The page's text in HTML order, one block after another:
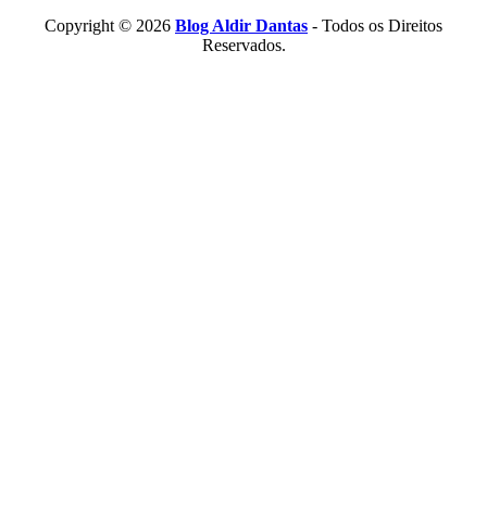
Copyright © 2026 Blog Aldir Dantas - Todos os Direitos
Reservados.